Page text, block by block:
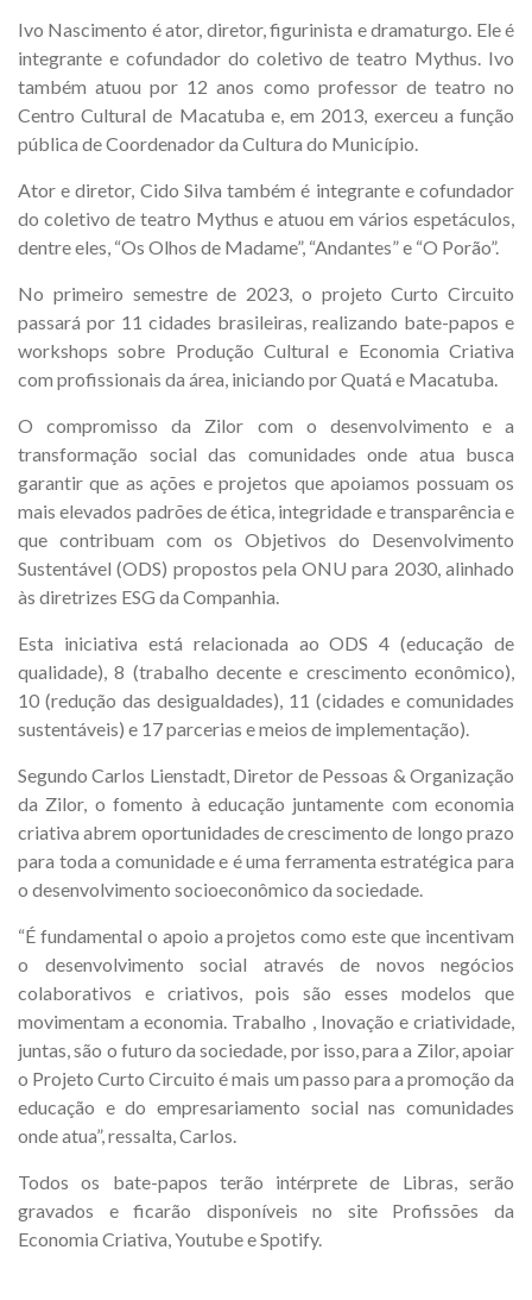
Ivo Nascimento é ator, diretor, figurinista e dramaturgo. Ele é
integrante e cofundador do coletivo de teatro Mythus. Ivo
também atuou por 12 anos como professor de teatro no
Centro Cultural de Macatuba e, em 2013, exerceu a função
pública de Coordenador da Cultura do Município.
Ator e diretor, Cido Silva também é integrante e cofundador
do coletivo de teatro Mythus e atuou em vários espetáculos,
dentre eles, “Os Olhos de Madame”, “Andantes” e “O Porão”.
No primeiro semestre de 2023, o projeto Curto Circuito
passará por 11 cidades brasileiras, realizando bate-papos e
workshops sobre Produção Cultural e Economia Criativa
com profissionais da área, iniciando por Quatá e Macatuba.
O compromisso da Zilor com o desenvolvimento e a
transformação social das comunidades onde atua busca
garantir que as ações e projetos que apoiamos possuam os
mais elevados padrões de ética, integridade e transparência e
que contribuam com os Objetivos do Desenvolvimento
Sustentável (ODS) propostos pela ONU para 2030, alinhado
às diretrizes ESG da Companhia.
Esta iniciativa está relacionada ao ODS 4 (educação de
qualidade), 8 (trabalho decente e crescimento econômico),
10 (redução das desigualdades), 11 (cidades e comunidades
sustentáveis) e 17 parcerias e meios de implementação).
Segundo Carlos Lienstadt, Diretor de Pessoas & Organização
da Zilor, o fomento à educação juntamente com economia
criativa abrem oportunidades de crescimento de longo prazo
para toda a comunidade e é uma ferramenta estratégica para
o desenvolvimento socioeconômico da sociedade.
“É fundamental o apoio a projetos como este que incentivam
o desenvolvimento social através de novos negócios
colaborativos e criativos, pois são esses modelos que
movimentam a economia. Trabalho , Inovação e criatividade,
juntas, são o futuro da sociedade, por isso, para a Zilor, apoiar
o Projeto Curto Circuito é mais um passo para a promoção da
educação e do empresariamento social nas comunidades
onde atua”, ressalta, Carlos.
Todos os bate-papos terão intérprete de Libras, serão
gravados e ficarão disponíveis no site Profissões da
Economia Criativa, Youtube e Spotify.